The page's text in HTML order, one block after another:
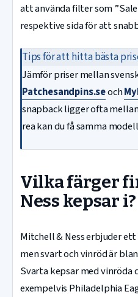
att använda filter som
respektive sida för att
Tips för att hitta bästa
Jämför priser mellan
Patchesandpins.seoch
snapback ligger ofta
rea kan du få samma
Vilka färger
Ness kepsar i?
Mitchell & Ness erbjuder
men svart och vinröd är
Svarta kepsar med
exempelvis Philadelphia